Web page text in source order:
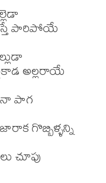
పారిపోయే
అల్లరాయే
నా పాగ
గొబ్బిళ్ళన్ని
చూపు